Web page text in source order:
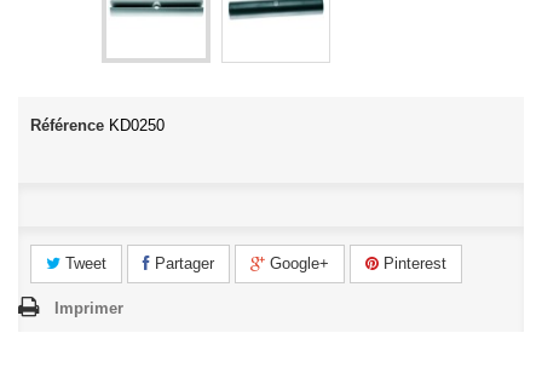
Référence KD0250
Tweet Partager Google+ Pinterest
Imprimer